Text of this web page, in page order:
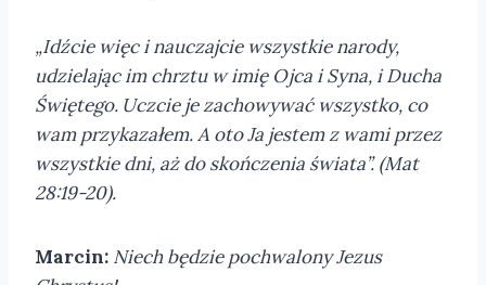
„Idźcie więc i nauczajcie wszystkie narody,
udzielając im chrztu w imię Ojca i Syna, i Ducha
Świętego. Uczcie je zachowywać wszystko, co
wam przykazałem. A oto Ja jestem z wami przez
wszystkie dni, aż do skończenia świata”. (Mat
28:19-20).
Marcin: Niech będzie pochwalony Jezus